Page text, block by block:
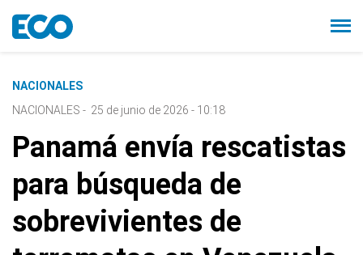
NACIONALES
NACIONALES - 25 de junio de 2026 - 10:18
Panamá envía rescatistas
para búsqueda de
sobrevivientes de